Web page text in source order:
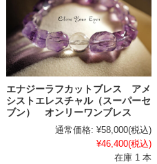
エナジーラフカットブレス アメ
シストエレスチャル（スーパーセ
ブン） オンリーワンブレス
通常価格: ¥58,000(税込)
¥46,400(税込)
在庫 1 本